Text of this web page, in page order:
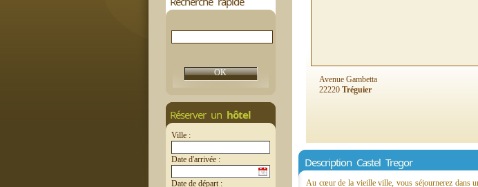
Réserver un hôtel
Ville :
Date d'arrivée :
Date de départ :
Avenue Gambetta
22220 Tréguier
Description Castel Tregor
Au cœur de la vieille ville, vous séjournerez dans